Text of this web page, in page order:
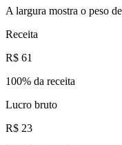
A largura mostra o peso
Receita
R$ 61
100% da receita
Lucro bruto
R$ 23